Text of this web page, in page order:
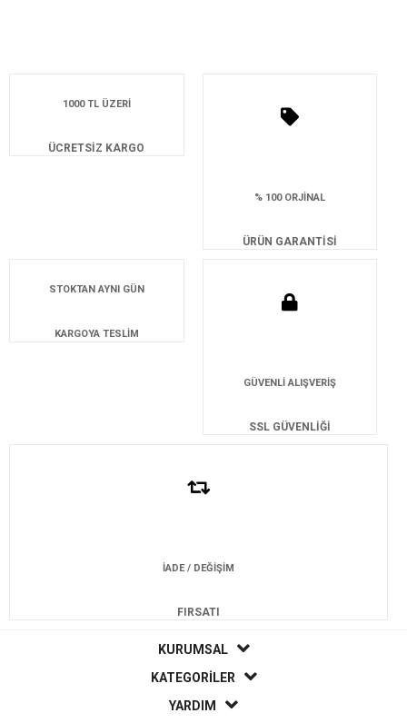
1000 TL ÜZERİ
ÜCRETSİZ KARGO
% 100 ORJİNAL
ÜRÜN GARANTİSİ
STOKTAN AYNI GÜN
KARGOYA TESLİM
GÜVENLİ ALIŞVERİŞ
SSL GÜVENLİĞİ
İADE / DEĞİŞİM
FIRSATI
KURUMSAL
KATEGORİLER
YARDIM